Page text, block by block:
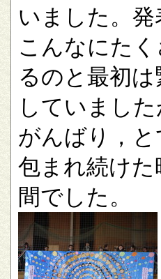
いました。
こんなにた
るのと最初は
していまし
がんばり，
包まれ続けた
間でした。